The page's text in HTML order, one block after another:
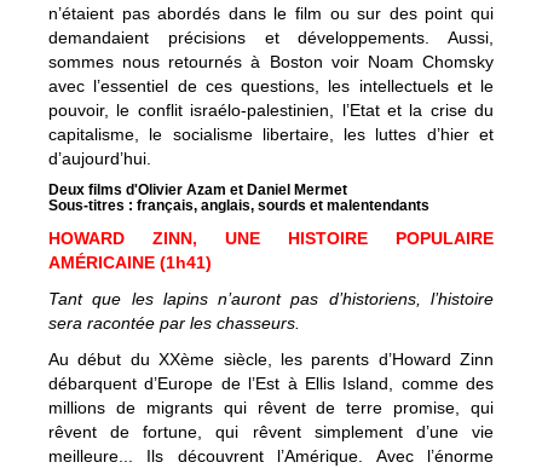
n’étaient pas abordés dans le film ou sur des point qui
demandaient précisions et développements. Aussi,
sommes nous retournés à Boston voir Noam Chomsky
avec l’essentiel de ces questions, les intellectuels et le
pouvoir, le conflit israélo-palestinien, l’Etat et la crise du
capitalisme, le socialisme libertaire, les luttes d’hier et
d’aujourd’hui.
Deux films d'Olivier Azam et Daniel Mermet
Sous-titres : français, anglais, sourds et malentendants
HOWARD ZINN, UNE HISTOIRE POPULAIRE
AMÉRICAINE (1h41)
Tant que les lapins n’auront pas d’historiens, l’histoire
sera racontée par les chasseurs.
Au début du XXème siècle, les parents d’Howard Zinn
débarquent d’Europe de l’Est à Ellis Island, comme des
millions de migrants qui rêvent de terre promise, qui
rêvent de fortune, qui rêvent simplement d’une vie
meilleure... Ils découvrent l’Amérique. Avec l’énorme